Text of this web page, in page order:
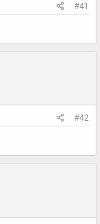
#41
#42